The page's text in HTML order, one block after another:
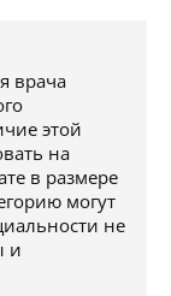
врача
этой
на
в размере
могут
не
и